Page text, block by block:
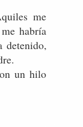
me
habría
detenido,
un hilo